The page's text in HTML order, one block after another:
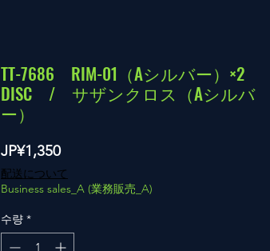
TT-7686 RIM-01（Aシルバー）×2
DISC / サザンクロス（Aシルバ
ー）
JP¥1,350가
격
配送について
Business sales_A (業務販売_A)
수량 *